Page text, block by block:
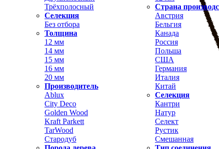
Трёхполосный
Селекция
Без отбора
Страна
Австрия
Бельгия
Толщина
12 мм
14 мм
15 мм
16 мм
20 мм
Производитель
Ablux
City Deco
Golden Wood
Kraft Parkett
TarWood
Стародуб
Канада
Россия
Польша
США
Германия
Италия
Китай
Селекция
Кантри
Натур
Селект
Рустик
Смешанная